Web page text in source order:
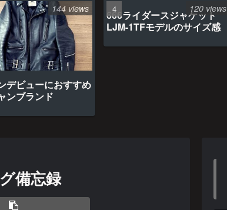
デビューにおすすめ
ンブランド
144 views
666ライダースジャケット
LJM-1TFモデルのサイズ感
120 views
備忘録